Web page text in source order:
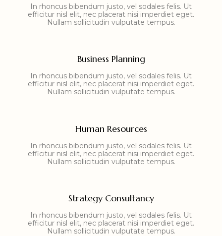
In rhoncus bibendum justo, vel sodales felis. Ut
efficitur nisl elit, nec placerat nisi imperdiet eget.
Nullam sollicitudin vulputate tempus.
Business Planning
In rhoncus bibendum justo, vel sodales felis. Ut
efficitur nisl elit, nec placerat nisi imperdiet eget.
Nullam sollicitudin vulputate tempus.
Human Resources
In rhoncus bibendum justo, vel sodales felis. Ut
efficitur nisl elit, nec placerat nisi imperdiet eget.
Nullam sollicitudin vulputate tempus.
Strategy Consultancy
In rhoncus bibendum justo, vel sodales felis. Ut
efficitur nisl elit, nec placerat nisi imperdiet eget.
Nullam sollicitudin vulputate tempus.